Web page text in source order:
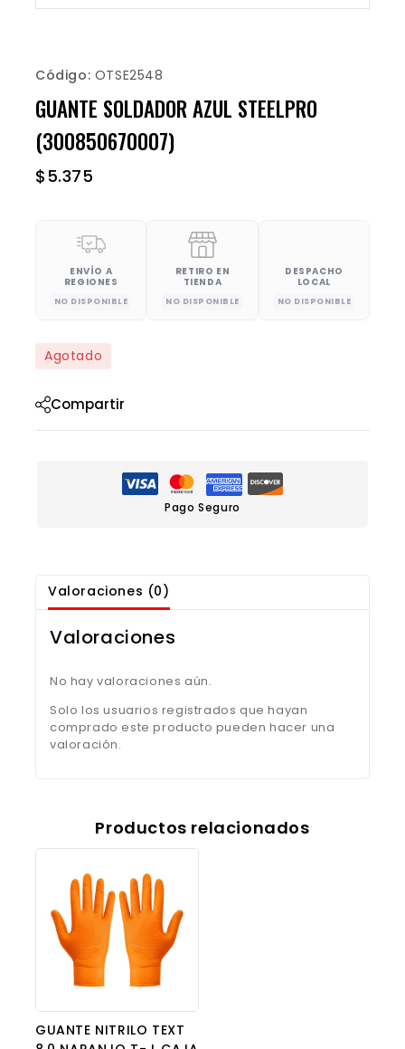
Código: OTSE2548
GUANTE SOLDADOR AZUL STEELPRO
(300850670007)
$5.375
ENVÍO A
REGIONES
NO DISPONIBLE
RETIRO EN
TIENDA
NO DISPONIBLE
DESPACHO
LOCAL
NO DISPONIBLE
Agotado
Compartir
Pago Seguro
Valoraciones (0)
Valoraciones
No hay valoraciones aún.
Solo los usuarios registrados que hayan
comprado este producto pueden hacer una
valoración.
Productos relacionados
GUANTE NITRILO TEXT